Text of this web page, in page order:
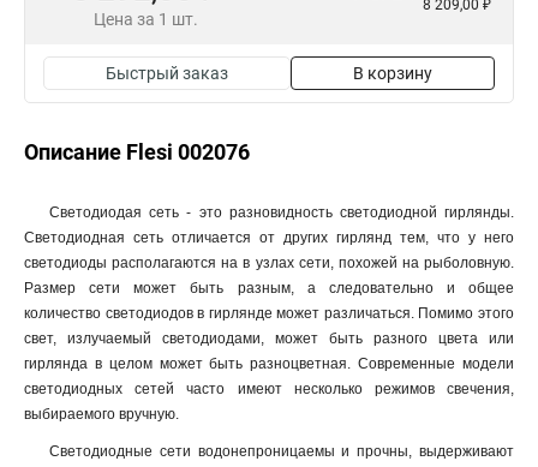
Цена за 1 шт.
8 209,00 ₽
Быстрый заказ В корзину
Описание Flesi 002076
Светодиодая сеть - это разновидность светодиодной гирлянды.
Светодиодная сеть отличается от других гирлянд тем, что у него
светодиоды располагаются на в узлах сети, похожей на рыболовную.
Размер сети может быть разным, а следовательно и общее
количество светодиодов в гирлянде может различаться. Помимо этого
свет, излучаемый светодиодами, может быть разного цвета или
гирлянда в целом может быть разноцветная. Современные модели
светодиодных сетей часто имеют несколько режимов свечения,
выбираемого вручную.
Светодиодные сети водонепроницаемы и прочны, выдерживают